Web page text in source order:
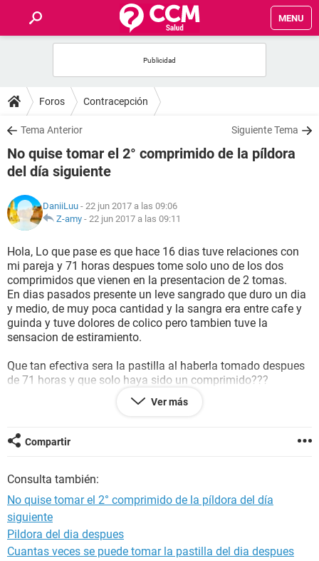
MENU
FOROS
SALUD
FAMILIA
NUTRICIÓN
SEXUALIDAD
GLOSARIO
Foros Contracepción
Tema Anterior Siguiente Tema
No quise tomar el 2° comprimido de la píldora
del día siguiente
DaniiLuu - 22 jun 2017 a las 09:06
Z-amy - 22 jun 2017 a las 09:11
Hola, Lo que pase es que hace 16 dias tuve relaciones con
mi pareja y 71 horas despues tome solo uno de los dos
comprimidos que vienen en la presentacion de 2 tomas.
En dias pasados presente un leve sangrado que duro un dia
y medio, de muy poca cantidad y la sangra era entre cafe y
guinda y tuve dolores de colico pero tambien tuve la
sensacion de estiramiento.
Que tan efectiva sera la pastilla al haberla tomado despues
de 71 horas y que solo haya sido un comprimido???
El sangrado que tuve podria ser el de implatacion??
Muchas Gracias!!!
Ver más
Compartir
Consulta también:
No quise tomar el 2° comprimido de la píldora del día
siguiente
Pildora del dia despues
Cuantas veces se puede tomar la pastilla del dia despues